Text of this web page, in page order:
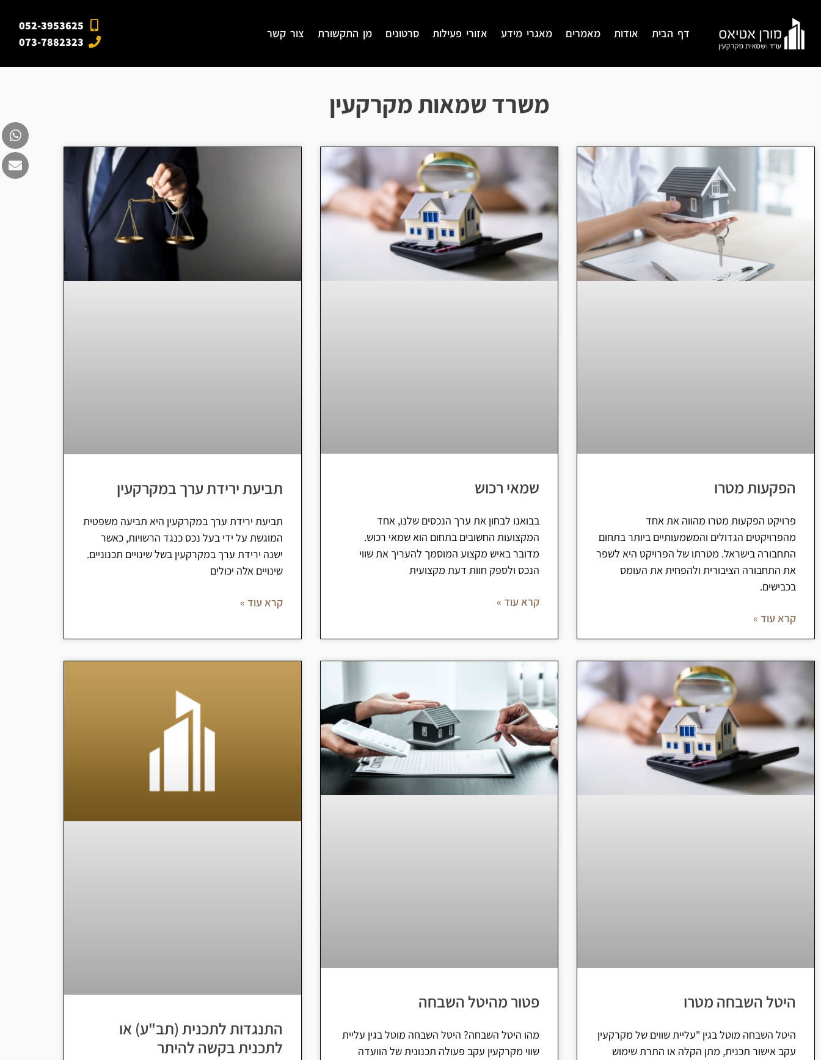
דף הבית אודות מאמרים מאגרי מידע אזורי פעילות סרטונים מן התקשורת צור קשר
052-3953625
073-7882323
משרד שמאות מקרקעין
הפקעות מטרו
פרויקט הפקעות מטרו מהווה את אחד
מהפרויקטים הגדולים והמשמעותיים ביותר בתחום
התחבורה בישראל. מטרתו של הפרויקט היא לשפר
את התחבורה הציבורית ולהפחית את העומס
בכבישים.
קרא עוד »
שמאי רכוש
בבואנו לבחון את ערך הנכסים שלנו, אחד
המקצועות החשובים בתחום הוא שמאי רכוש.
מדובר באיש מקצוע המוסמך להעריך את שווי
הנכס ולספק חוות דעת מקצועית
קרא עוד »
תביעת ירידת ערך במקרקעין
תביעת ירידת ערך במקרקעין היא תביעה משפטית
המוגשת על ידי בעל נכס כנגד הרשויות, כאשר
ישנה ירידת ערך במקרקעין בשל שינויים תכנוניים.
שינויים אלה יכולים
קרא עוד »
היטל השבחה מטרו
היטל השבחה מוטל בגין "עליית שווים של מקרקעין
עקב אישור תכנית, מתן הקלה או התרת שימוש
פטור מהיטל השבחה
מהו היטל השבחה? היטל השבחה מוטל בגין עליית
שווי מקרקעין עקב פעולה תכנונית של הוועדה
התנגדות לתכנית (תב"ע) או
לתכנית בקשה להיתר